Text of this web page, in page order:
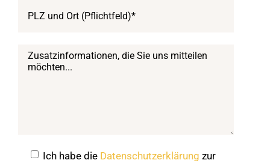
Ich habe die Datenschutzerklärung zur